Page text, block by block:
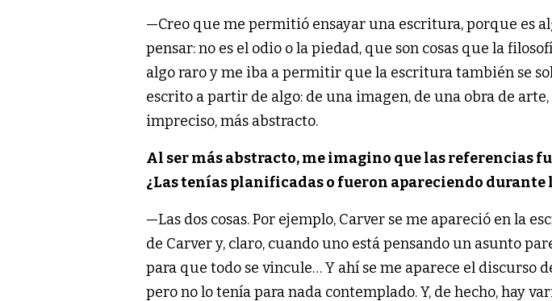
—Creo que me permitió ensayar una escritura, porque es
pensar: no es el odio o la piedad, que son cosas que la
algo raro y me iba a permitir que la escritura también se
escrito a partir de algo: de una imagen, de una obra de
impreciso, más abstracto.
Al ser más abstracto, me imagino que las referencias
¿Las tenías planificadas o fueron apareciendo durante
—Las dos cosas. Por ejemplo, Carver se me apareció en la
de Carver y, claro, cuando uno está pensando un asunto
para que todo se vincule… Y ahí se me aparece el discurso
pero no lo tenía para nada contemplado. Y, de hecho, hay